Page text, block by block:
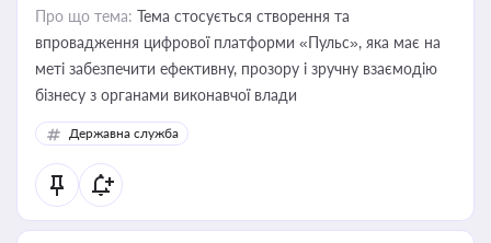
Про що тема: Тема стосується створення та
впровадження цифрової платформи «Пульс», яка має на
меті забезпечити ефективну, прозору і зручну взаємодію
бізнесу з органами виконавчої влади
Державна служба